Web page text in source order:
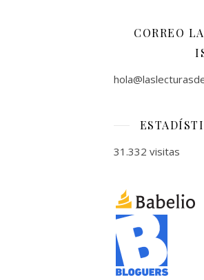
CORREO
31.332 visitas